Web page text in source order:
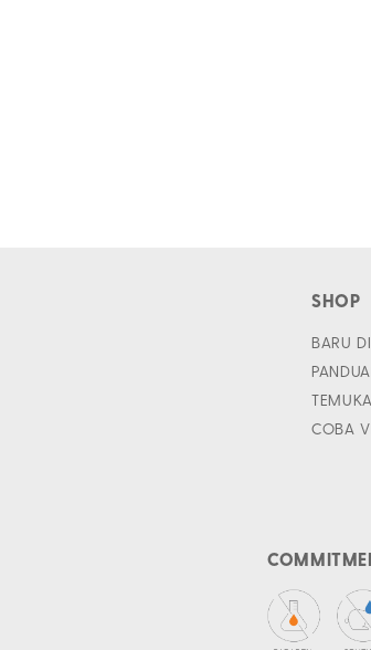
SHOP
BARU DI
COBA